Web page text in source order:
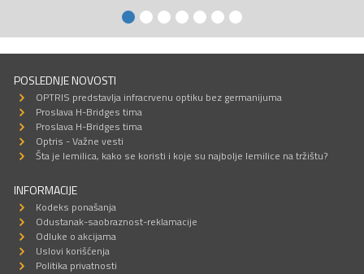
POSLEDNJE NOVOSTI
OPTRIS predstavlja infracrvenu optiku bez germanijuma
Proslava H-Bridges tima
Proslava H-Bridges tima
Optris - Važne vesti
Šta je lemilica, kako se koristi i koje su najbolje lemilice na tržištu?
INFORMACIJE
Kodeks ponašanja
Odustanak-saobraznost-reklamacije
Odluke o akcijama
Uslovi korišćenja
Politika privatnosti